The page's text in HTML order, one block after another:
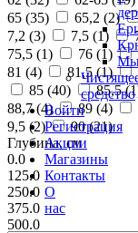
средство
Войти
Регистрация
Акции
Магазины
Контакты
О
нас
65 (35) 65,2 (2)
7,2 (3) 7,5 (1)
75,5 (1) 76 (1)
81 (4) 81,5 (1)
85 (40) 85,5 (1
88,7 (4) 89 (4)
9,5 (2) 90 (21)
Глубина, см
0.0
125.0
250.0
375.0
500.0